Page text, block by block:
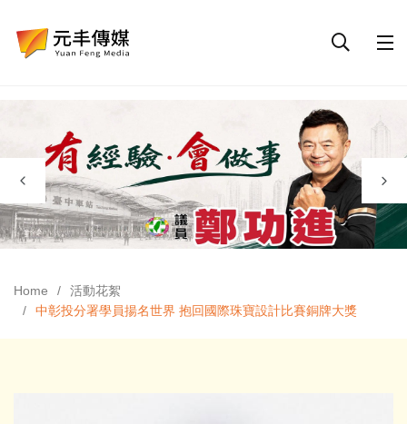
Home
活動花絮
中彰投分署學員揚名世界 抱回國際珠寶設計比賽銅牌大獎